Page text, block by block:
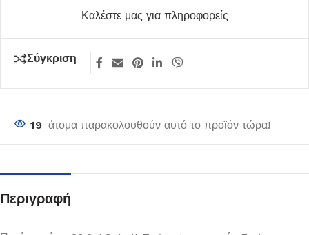
Καλέστε μας για πληροφορείς
Σύγκριση
19 άτομα παρακολουθούν αυτό το προϊόν τώρα!
Περιγραφή